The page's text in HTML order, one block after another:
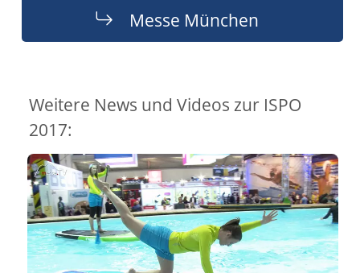
Messe München
Weitere News und Videos zur ISPO
2017: